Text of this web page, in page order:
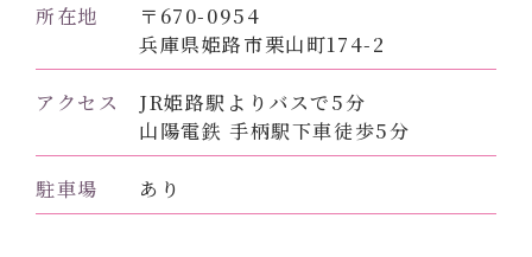
所在地
〒670-0954
兵庫県姫路市栗山町174-2
アクセス
JR姫路駅よりバスで5分
山陽電鉄 手柄駅下車徒歩5分
駐車場 あり